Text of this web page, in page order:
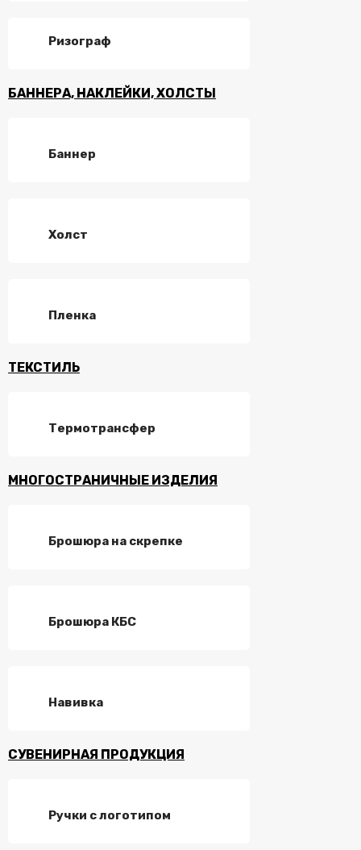
Ризограф
БАННЕРА, НАКЛЕЙКИ, ХОЛСТЫ
Баннер
Холст
Пленка
ТЕКСТИЛЬ
Термотрансфер
МНОГОСТРАНИЧНЫЕ ИЗДЕЛИЯ
Брошюра на скрепке
Брошюра КБС
Навивка
СУВЕНИРНАЯ ПРОДУКЦИЯ
Ручки с логотипом